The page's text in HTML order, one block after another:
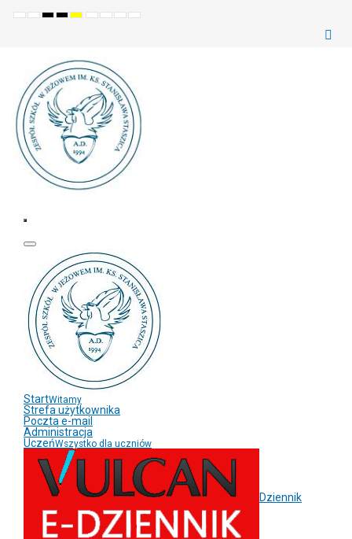
Ustawienia
TrybWysoki
Wysoki
Wysoki
SetSetMake
Set
StartWitamy
Strefa użytkownika
Poczta e-mail
Administracja
UczeńWszystko dla uczniów
Dziennik